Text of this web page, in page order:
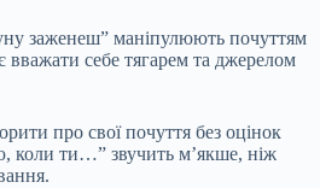
заженеш” маніпулюють почуттям
вважати себе тягарем та джерелом
про свої почуття без оцінок
коли ти…” звучить м’якше, ніж